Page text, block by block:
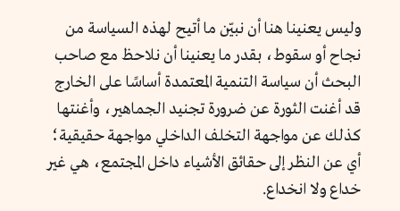
وليس يعنينا هنا أن نبيّن ما أتيح لهذه السياسة من
نجاح أو سقوط، بقدر ما يعنينا أن نلاحظ مع صاحب
البحث أن سياسة التنمية المعتمدة أساسًا على الخارج
قد أغنت الثورة عن ضرورة تجنيد الجماهير، وأغنتها
كذلك عن مواجهة التخلف الداخلي مواجهة حقيقية؛
أي عن النظر إلى حقائق الأشياء داخل المجتمع، هي غير
خداع ولا انخداع.